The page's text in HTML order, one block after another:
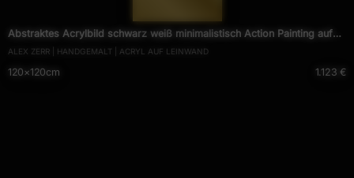
Abstraktes Acrylbild schwarz weiß minimalistisch Action Painting auf
Leinwand handgemalt
ALEX ZERR | HANDGEMALT | ACRYL AUF LEINWAND
120×120cm 1.123 €